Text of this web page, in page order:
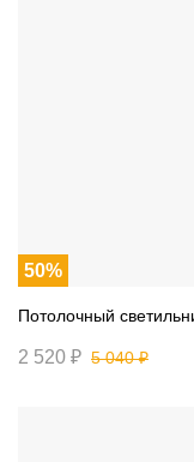
50%
2 520 ₽ 5 040 ₽